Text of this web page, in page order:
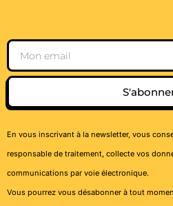
Email
En vous inscrivant à la newsletter, vous
responsable de traitement, collecte vos
communications par voie électronique.
Vous pourrez vous désabonner à tout